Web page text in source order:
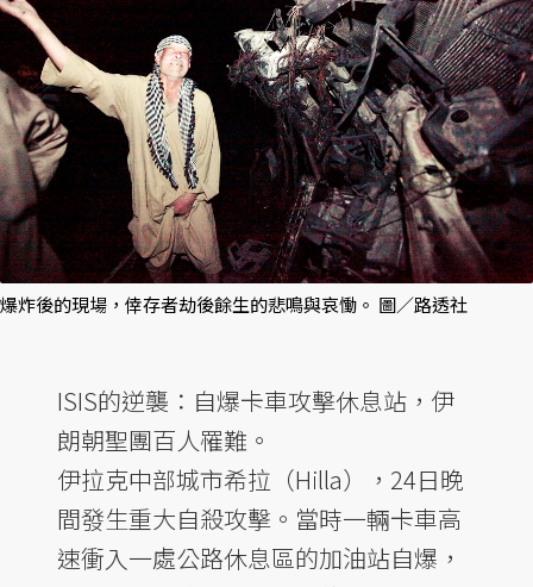
爆炸後的現場，倖存者劫後餘生的悲鳴與哀慟。 圖／路透社
ISIS的逆襲：自爆卡車攻擊休息站，伊
朗朝聖團百人罹難。
伊拉克中部城市希拉（Hilla），24日晚
間發生重大自殺攻擊。當時一輛卡車高
速衝入一處公路休息區的加油站自爆，